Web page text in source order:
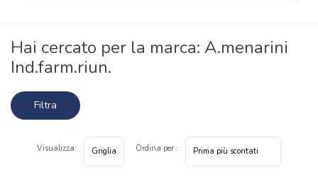
Home Marche parafarmaci A.menarini Ind.farm.riun.
Hai cercato per la marca: A.menarini
Ind.farm.riun.
Filtra
Visualizza: Ordina per :